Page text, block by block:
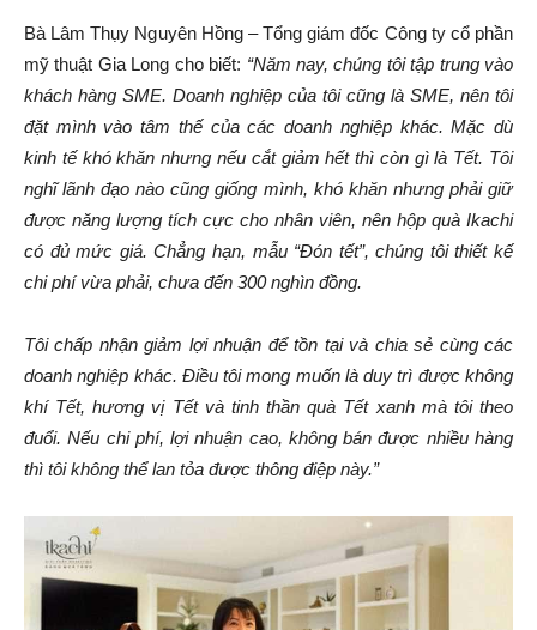
Bà Lâm Thụy Nguyên Hồng – Tổng giám đốc Công ty cổ phần
mỹ thuật Gia Long cho biết: “Năm nay, chúng tôi tập trung vào
khách hàng SME. Doanh nghiệp của tôi cũng là SME, nên tôi
đặt mình vào tâm thế của các doanh nghiệp khác. Mặc dù
kinh tế khó khăn nhưng nếu cắt giảm hết thì còn gì là Tết. Tôi
nghĩ lãnh đạo nào cũng giống mình, khó khăn nhưng phải giữ
được năng lượng tích cực cho nhân viên, nên hộp quà Ikachi
có đủ mức giá. Chẳng hạn, mẫu “Đón tết”, chúng tôi thiết kế
chi phí vừa phải, chưa đến 300 nghìn đồng.
Tôi chấp nhận giảm lợi nhuận để tồn tại và chia sẻ cùng các
doanh nghiệp khác. Điều tôi mong muốn là duy trì được không
khí Tết, hương vị Tết và tinh thần quà Tết xanh mà tôi theo
đuổi. Nếu chi phí, lợi nhuận cao, không bán được nhiều hàng
thì tôi không thể lan tỏa được thông điệp này.”